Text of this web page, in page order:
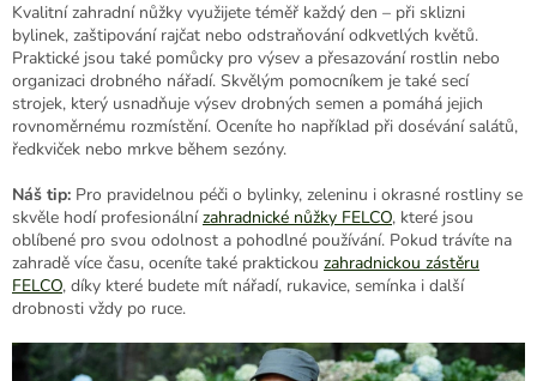
Kvalitní zahradní nůžky využijete téměř každý den – při sklizni
bylinek, zaštipování rajčat nebo odstraňování odkvetlých květů.
Praktické jsou také pomůcky pro výsev a přesazování rostlin nebo
organizaci drobného nářadí. Skvělým pomocníkem je také secí
strojek, který usnadňuje výsev drobných semen a pomáhá jejich
rovnoměrnému rozmístění. Oceníte ho například při dosévání salátů,
ředkviček nebo mrkve během sezóny.
Náš tip: Pro pravidelnou péči o bylinky, zeleninu i okrasné rostliny se
skvěle hodí profesionálnízahradnické nůžky FELCO, které jsou
oblíbené pro svou odolnost a pohodlné používání. Pokud trávíte na
zahradě více času, oceníte také praktickou zahradnickou zástěru
FELCO, díky které budete mít nářadí, rukavice, semínka i další
drobnosti vždy po ruce.